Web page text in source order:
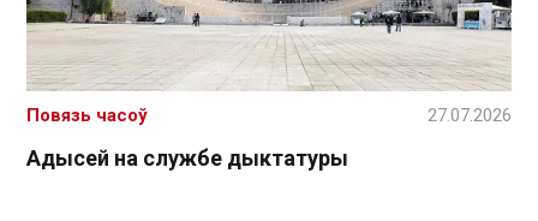
Адысей на службе дыктатуры
Повязь часоў 27.07.2026